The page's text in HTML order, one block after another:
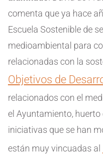
comenta que ya hace
Escuela Sostenible de
medioambiental para
relacionadas con la
Objetivos de
relacionados con el
el Ayuntamiento,
iniciativas que se han
están muy vincuadas al